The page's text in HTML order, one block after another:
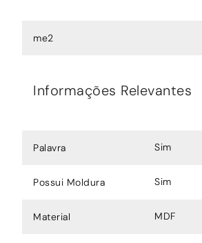
me2
Informações Relevantes
Palavra Sim
Possui Moldura Sim
Material MDF